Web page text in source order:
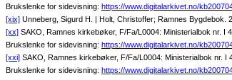
Brukslenke for sidevisning: https://www.digitalarkivet.no/
[xix] Unneberg, Sigurd H. | Holt, Christoffer; Ramnes
[xx] SAKO, Ramnes kirkebøker, F/Fa/L0004: Ministerialbok nr. I
Brukslenke for sidevisning: https://www.digitalarkivet.no/
[xxi] SAKO, Ramnes kirkebøker, F/Fa/L0004: Ministerialbok nr. I
Brukslenke for sidevisning: https://www.digitalarkivet.no/